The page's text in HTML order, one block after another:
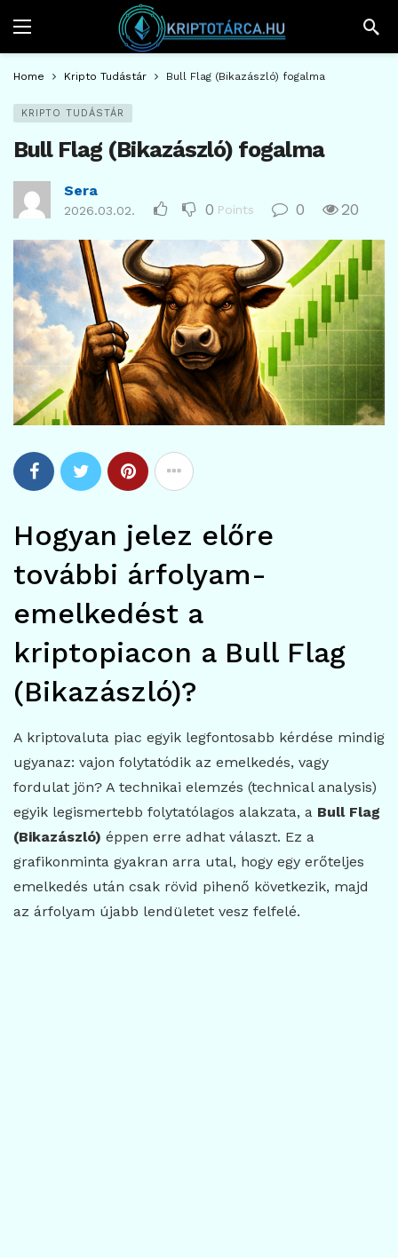
Home Kripto Tudástár Bull Flag (Bikazászló) fogalma
KRIPTO TUDÁSTÁR
Bull Flag (Bikazászló) fogalma
Sera
2026.03.02. 0 Points 0 20
Hogyan jelez előre
további árfolyam-
emelkedést a
kriptopiacon a Bull Flag
(Bikazászló)?
A kriptovaluta piac egyik legfontosabb kérdése mindig
ugyanaz: vajon folytatódik az emelkedés, vagy
fordulat jön? A technikai elemzés (technical analysis)
egyik legismertebb folytatólagos alakzata, a Bull Flag
(Bikazászló) éppen erre adhat választ. Ez a
grafikonminta gyakran arra utal, hogy egy erőteljes
emelkedés után csak rövid pihenő következik, majd
az árfolyam újabb lendületet vesz felfelé.